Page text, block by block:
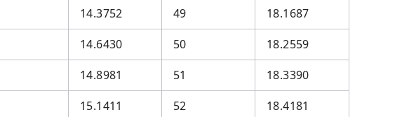
14.3752 49
18.1687
14.6430 50
18.2559
14.8981 51
18.3390
15.1411 52
18.4181